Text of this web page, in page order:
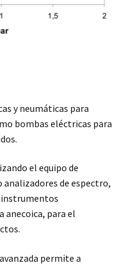
y neumáticas para
bombas eléctricas para
el equipo de
analizadores de espectro,
anecoica, para el
permite a